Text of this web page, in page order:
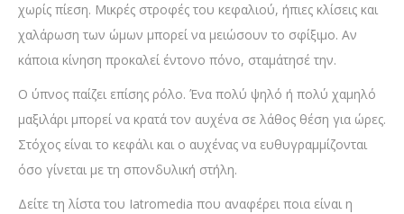
χωρίς πίεση. Μικρές στροφές του κεφαλιού, ήπιες κλίσεις και
χαλάρωση των ώμων μπορεί να μειώσουν το σφίξιμο. Αν
κάποια κίνηση προκαλεί έντονο πόνο, σταμάτησέ την.
Ο ύπνος παίζει επίσης ρόλο. Ένα πολύ ψηλό ή πολύ χαμηλό
μαξιλάρι μπορεί να κρατά τον αυχένα σε λάθος θέση για ώρες.
Στόχος είναι το κεφάλι και ο αυχένας να ευθυγραμμίζονται
όσο γίνεται με τη σπονδυλική στήλη.
Δείτε τη λίστα του Iatromedia που αναφέρει ποια είναι η